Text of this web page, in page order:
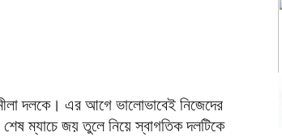
দলকে। এর আগে ভালোভাবেই নিজেদের
শেষ ম্যাচে জয় তুলে নিয়ে স্বাগতিক দলটিকে